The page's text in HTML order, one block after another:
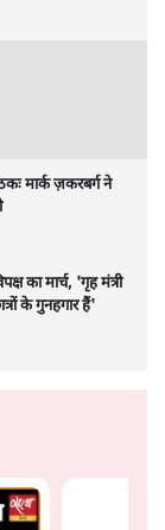
की ओर भारत
दबावों और
है? वरिष्ठ
भारत–
कम, और